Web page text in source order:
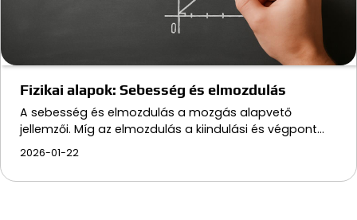
Fizikai alapok: Sebesség és elmozdulás
A sebesség és elmozdulás a mozgás alapvető
jellemzői. Míg az elmozdulás a kiindulási és végpont…
2026-01-22